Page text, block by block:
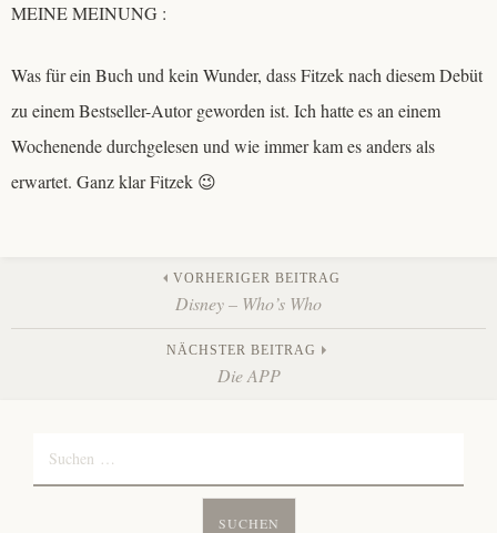
MEINE MEINUNG :
Was für ein Buch und kein Wunder, dass Fitzek nach diesem Debüt
zu einem Bestseller-Autor geworden ist. Ich hatte es an einem
Wochenende durchgelesen und wie immer kam es anders als
erwartet. Ganz klar Fitzek 😉
Beitrags-
Navigation
VORHERIGER BEITRAG
Disney – Who’s Who
NÄCHSTER BEITRAG
Die APP